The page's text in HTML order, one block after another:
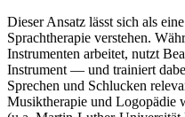
Dieser Ansatz lässt sich als
Sprachtherapie verstehen.
Instrumenten arbeitet, nutzt
Instrument — und trainiert
Sprechen und Schlucken
Musiktherapie und Logopädie